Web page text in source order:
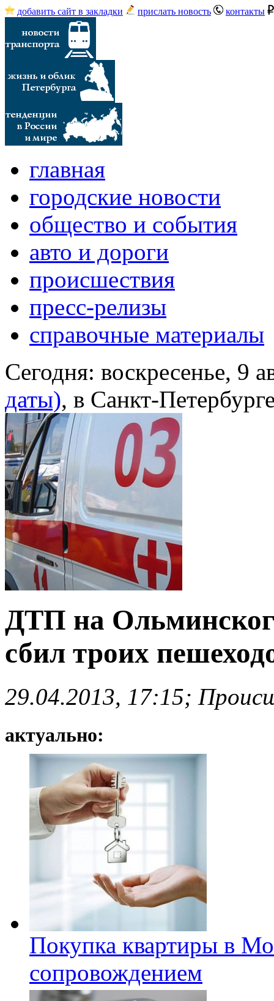
добавить сайт в закладки прислать новость контакты
главная
городские новости
общество и события
авто и дороги
происшествия
пресс-релизы
справочные материалы
Сегодня: воскресенье, 9
даты), в Санкт-
ДТП на
сбил троих
29.04.2013, 17:15;
актуально:
Покупка квартиры в
сопровождением